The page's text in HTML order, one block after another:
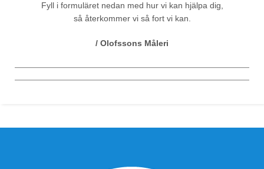
Fyll i formuläret nedan med hur vi kan hjälpa dig,
så återkommer vi så fort vi kan.
/ Olofssons Måleri